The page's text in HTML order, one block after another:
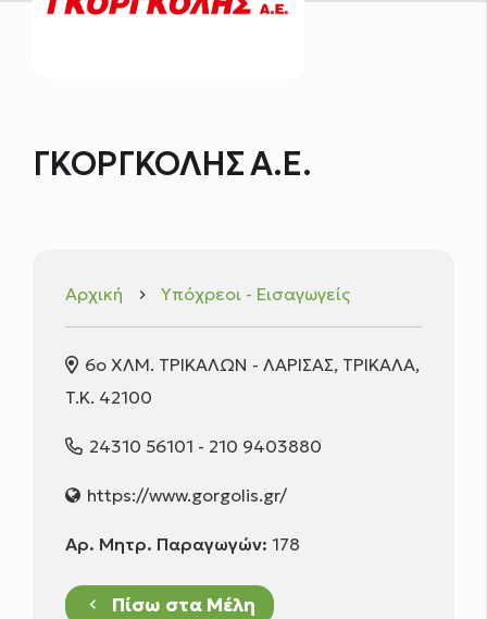
ΓΚΟΡΓΚΟΛΗΣ Α.Ε.
Αρχική keyboard_arrow_right Υπόχρεοι - Εισαγωγείς
6ο ΧΛΜ. ΤΡΙΚΑΛΩΝ - ΛΑΡΙΣΑΣ, ΤΡΙΚΑΛΑ,
T.K. 42100
24310 56101 - 210 9403880
https://www.gorgolis.gr/
Αρ. Μητρ. Παραγωγών: 178
keyboard_arrow_left Πίσω στα Μέλη